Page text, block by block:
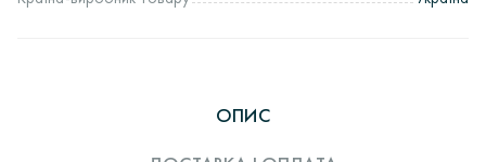
ОПИС